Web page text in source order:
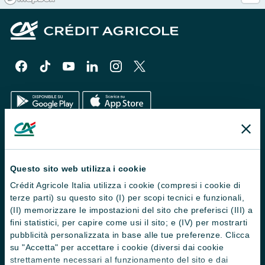
Questo sito web utilizza i cookie
Crédit Agricole Italia utilizza i cookie (compresi i cookie di
terze parti) su questo sito (I) per scopi tecnici e funzionali,
(II) memorizzare le impostazioni del sito che preferisci (III) a
fini statistici, per capire come usi il sito; e (IV) per mostrarti
pubblicità personalizzata in base alle tue preferenze. Clicca
su "Accetta" per accettare i cookie (diversi dai cookie
strettamente necessari al funzionamento del sito e dai
Trova filiali
Contattaci
Domande frequenti
Successioni
Servizi e pagamenti digitali